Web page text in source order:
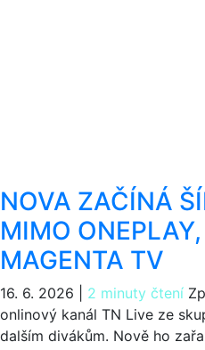
NOVA ZAČÍNÁ
MIMO
MAGENTA TV
16. 6. 2026 2 minuty čtení
onlinový kanál TN Live ze
dalším divákům. Nově ho